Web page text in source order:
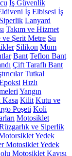
İş Güvenlik
İş Elbisesi İş
Siperlik Lanyard
Takım ve Hizmet
ve Şerit Metre Su
Silikon Mum
Bant Teflon Bant
Çift Taraflı Bant
Tutkal
Hızlı
Yangın
Kilit Kutu ve
Poşeti Koli
Motosiklet
ve Siperlik
Yedek
Motosiklet Yedek
Motosiklet Kayışı